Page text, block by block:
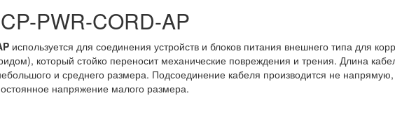
PWR-CORD-AP
используется для соединения устройств и блоков питания внешнего типа для
который стойко переносит механические повреждения и трения. Длина
и среднего размера. Подсоединение кабеля производится не
напряжение малого размера.